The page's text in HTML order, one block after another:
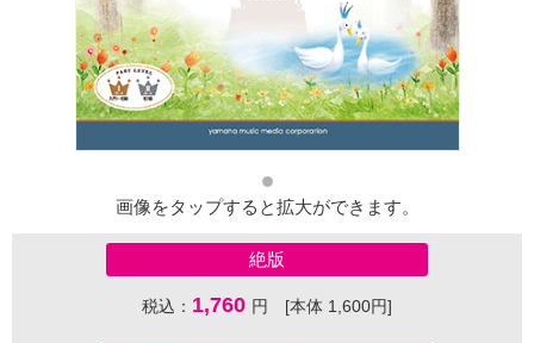
画像をタップすると拡大ができます。
絶版
税込： 1,760 円 [本体 1,600円]